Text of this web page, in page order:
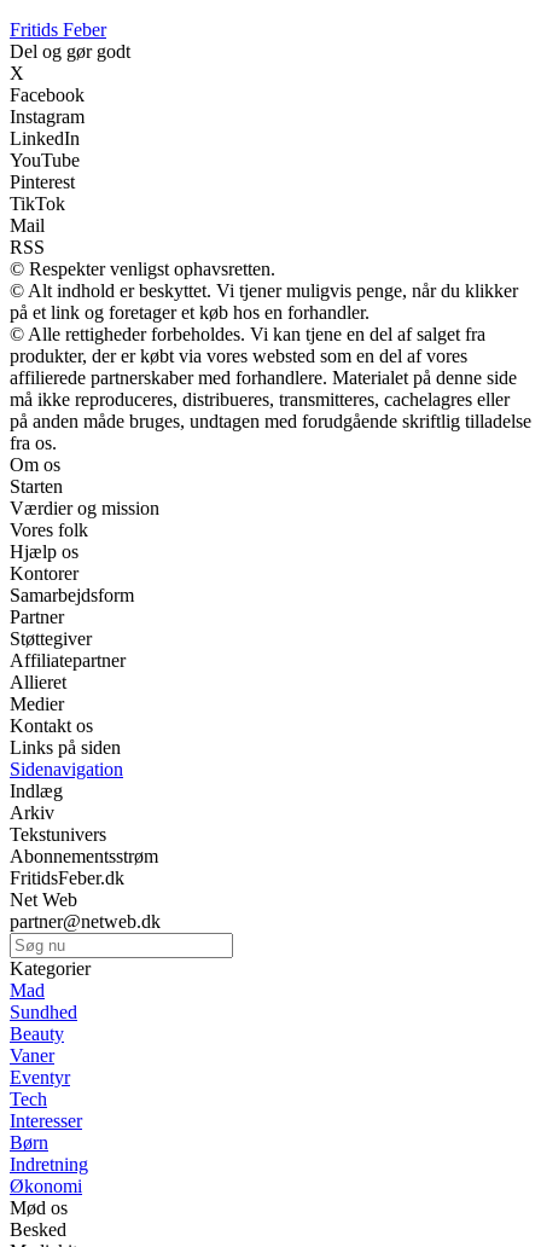
Fritids Feber
Del og gør godt
X
Facebook
Instagram
LinkedIn
YouTube
Pinterest
TikTok
Mail
RSS
© Respekter venligst ophavsretten.
© Alt indhold er beskyttet. Vi tjener muligvis penge, når du klikker
på et link og foretager et køb hos en forhandler.
© Alle rettigheder forbeholdes. Vi kan tjene en del af salget fra
produkter, der er købt via vores websted som en del af vores
affilierede partnerskaber med forhandlere. Materialet på denne side
må ikke reproduceres, distribueres, transmitteres, cachelagres eller
på anden måde bruges, undtagen med forudgående skriftlig tilladelse
fra os.
Om os
Starten
Værdier og mission
Vores folk
Hjælp os
Kontorer
Samarbejdsform
Partner
Støttegiver
Affiliatepartner
Allieret
Medier
Kontakt os
Links på siden
Sidenavigation
Indlæg
Arkiv
Tekstunivers
Abonnementsstrøm
FritidsFeber.dk
Net Web
partner@netweb.dk
Kategorier
Mad
Sundhed
Beauty
Vaner
Eventyr
Tech
Interesser
Børn
Indretning
Økonomi
Mød os
Besked